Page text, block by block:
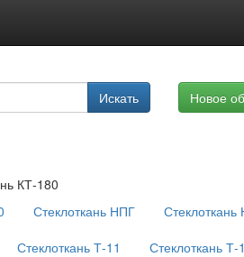
Искать Новое
КТ-180
Стеклоткань НПГ
Стеклоткань Т-11
Стеклоткань